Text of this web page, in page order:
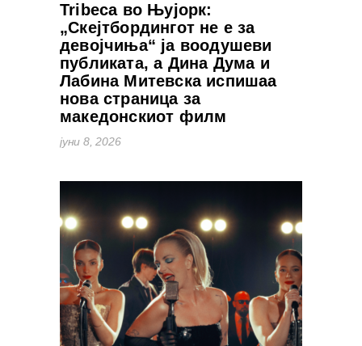
Tribeca во Њујорк:
„Скејтбордингот не е за
девојчиња“ ја воодушеви
публиката, а Дина Дума и
Лабина Митевска испишаа
нова страница за
македонскиот филм
јуни 8, 2026